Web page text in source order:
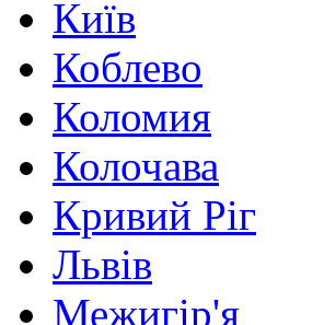
Київ
Коблево
Коломия
Колочава
Кривий Ріг
Львів
Межигір'я